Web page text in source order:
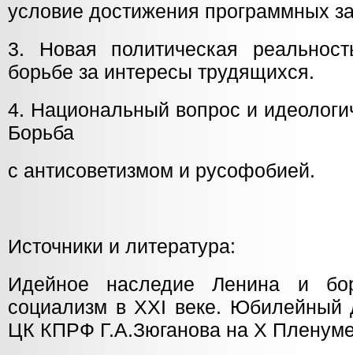
условие достижения программных
3. Новая политическая
борьбе за интересы трудящихся.
4. Национальный вопрос и
Борьба
с антисоветизмом и русофобией.
Источники и литература:
Идейное наследие Ленина и
социализм в XXI веке. Юбилейный
ЦК КПРФ Г.А.Зюганова на Х